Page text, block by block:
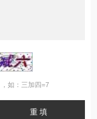
如：三加四=7